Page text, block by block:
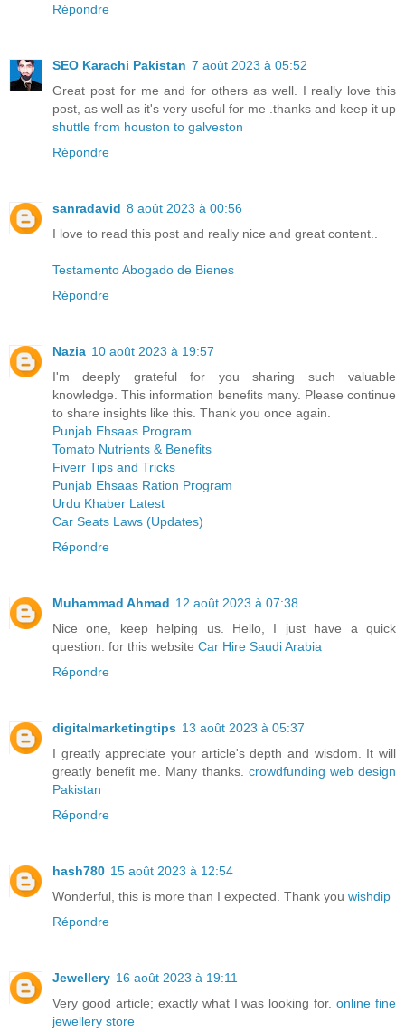
Répondre
SEO Karachi Pakistan 7 août 2023 à 05:52
Great post for me and for others as well. I really love this
post, as well as it's very useful for me .thanks and keep it up
shuttle from houston to galveston
Répondre
sanradavid 8 août 2023 à 00:56
I love to read this post and really nice and great content..
Testamento Abogado de Bienes
Répondre
Nazia 10 août 2023 à 19:57
I'm deeply grateful for you sharing such valuable
knowledge. This information benefits many. Please continue
to share insights like this. Thank you once again.
Punjab Ehsaas Program
Tomato Nutrients & Benefits
Fiverr Tips and Tricks
Punjab Ehsaas Ration Program
Urdu Khaber Latest
Car Seats Laws (Updates)
Répondre
Muhammad Ahmad 12 août 2023 à 07:38
Nice one, keep helping us. Hello, I just have a quick
question. for this website Car Hire Saudi Arabia
Répondre
digitalmarketingtips 13 août 2023 à 05:37
I greatly appreciate your article's depth and wisdom. It will
greatly benefit me. Many thanks. crowdfunding web design
Pakistan
Répondre
hash780 15 août 2023 à 12:54
Wonderful, this is more than I expected. Thank you wishdip
Répondre
Jewellery 16 août 2023 à 19:11
Very good article; exactly what I was looking for.online fine
jewellery store